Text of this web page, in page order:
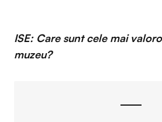
ISE: Care sunt cele mai
muzeu?